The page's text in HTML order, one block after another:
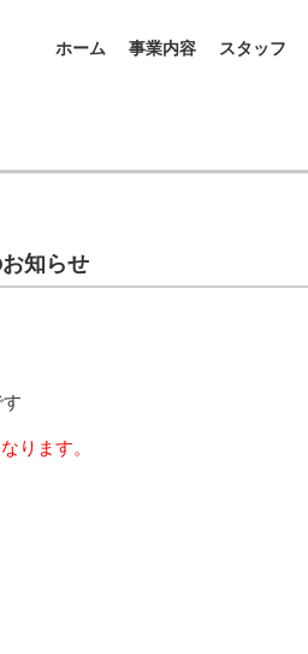
ホーム 事業内容 スタッフ
知らせ
ります。